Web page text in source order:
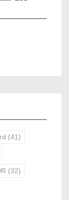
(41)
(32)